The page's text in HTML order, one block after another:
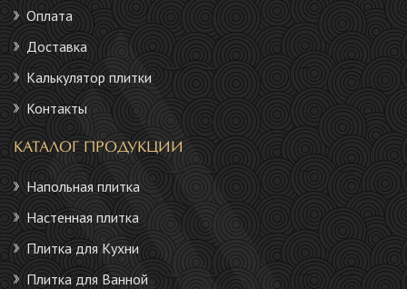
Оплата
Доставка
Калькулятор плитки
Контакты
КАТАЛОГ ПРОДУКЦИИ
Напольная плитка
Настенная плитка
Плитка для Кухни
Плитка для Ванной